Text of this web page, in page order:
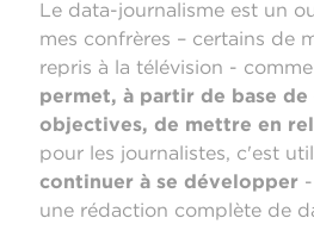
Le data-journalisme est un
mes confrères – certains de
repris à la télévision -
permet, à partir de base de
objectives, de mettre en
pour les journalistes, c'est
continuer à se développer
une rédaction complète de